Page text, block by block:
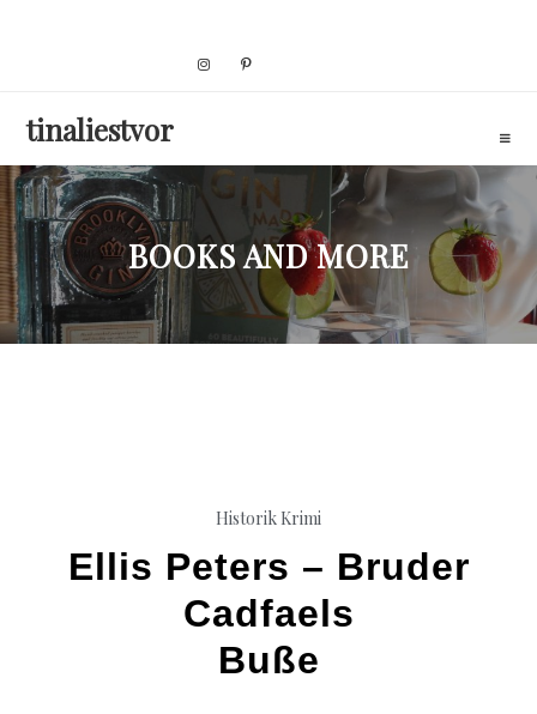
tinaliestvor
BOOKS AND MORE
Historik Krimi
Ellis Peters – Bruder
Cadfaels
Buße